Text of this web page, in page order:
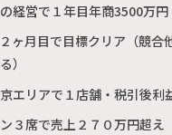
経営で１年目年商3500万円
ヶ月目で目標クリア（競合
）
エリアで１店舗・税引後利
３席で売上２７０万円超え